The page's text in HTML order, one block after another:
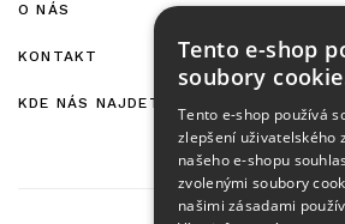
O NÁS
KONTAKT
KDE NÁS NAJDETE
Tento e-shop
soubory
Tento e-shop používá
zlepšení uživatelského
našeho e-shopu
zvolenými soubory
našimi zásadami